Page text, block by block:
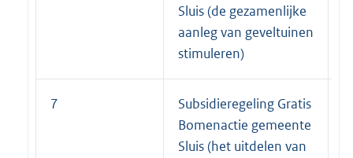
Sluis (de gezamenlijke
aanleg van geveltuinen
stimuleren)
7
Subsidieregeling Gratis
Bomenactie gemeente
Sluis (het uitdelen van